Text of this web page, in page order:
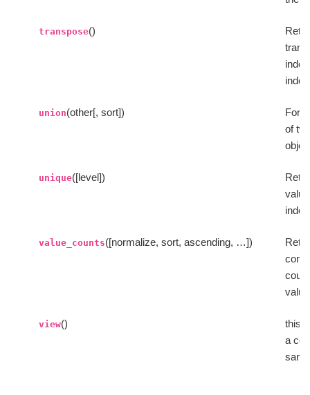
transpose()
union(other[, sort])
of
unique([level])
value_counts([normalize, sort, ascending, …])
view()
this
a